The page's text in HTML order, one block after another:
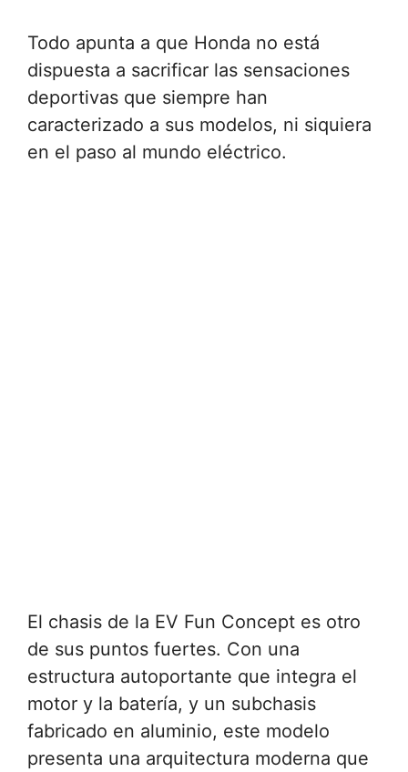
Todo apunta a que Honda no está
dispuesta a sacrificar las sensaciones
deportivas que siempre han
caracterizado a sus modelos, ni siquiera
en el paso al mundo eléctrico.
El chasis de la EV Fun Concept es otro
de sus puntos fuertes. Con una
estructura autoportante que integra el
motor y la batería, y un subchasis
fabricado en aluminio, este modelo
presenta una arquitectura moderna que